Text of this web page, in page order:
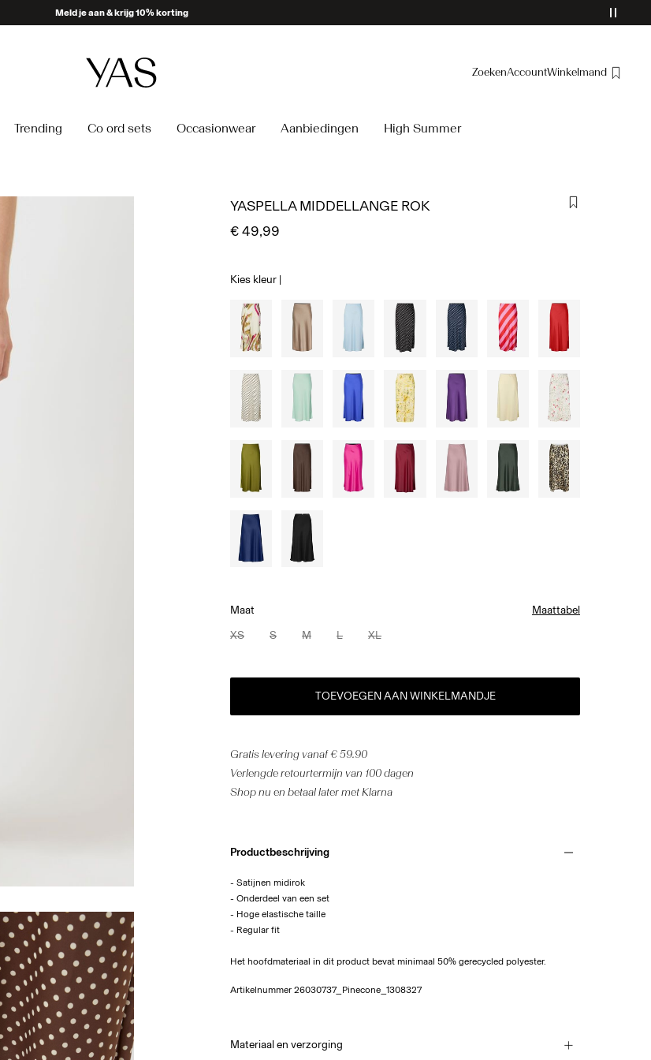
Meld je aan & krijg 10% korting
ZoekenAccountWinkelmand
Trending Co ord sets Occasionwear Aanbiedingen High Summer
YASPELLA MIDDELLANGE ROK
€ 49,99
Kies kleur
Maat
Maattabel
XS
S M L XL
TOEVOEGEN AAN WINKELMANDJE
Gratis levering vanaf € 59.90
Verlengde retourtermijn van 100 dagen
Shop nu en betaal later met Klarna
Productbeschrijving
- Satijnen midirok
- Onderdeel van een set
- Hoge elastische taille
- Regular fit
Het hoofdmateriaal in dit product bevat minimaal 50% gerecycled polyester.
Artikelnummer 26030737_Pinecone_1308327
Materiaal en verzorging